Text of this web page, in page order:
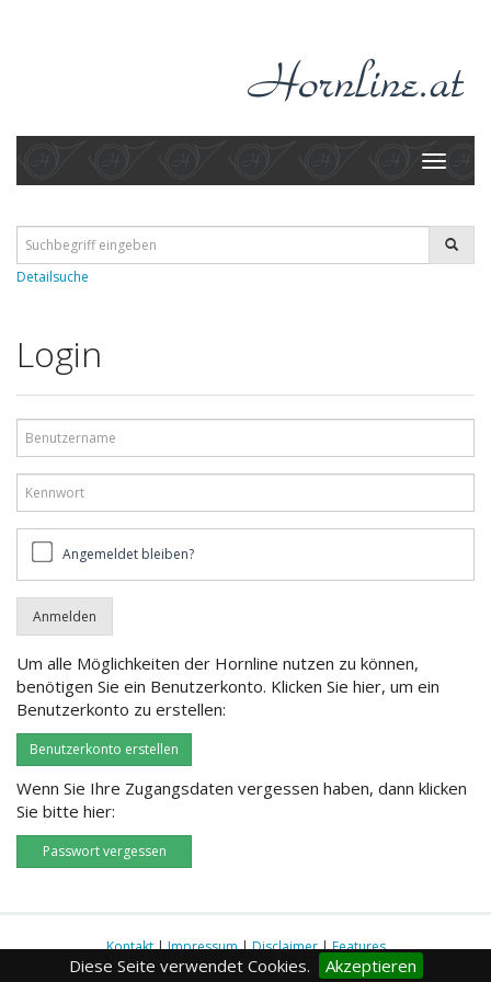
Diese Seite verwendet Cookies. Akzeptieren
Toggle
Detailsuche
Login
bleiben?Angemeldet bleiben?
Um alle Möglichkeiten der Hornline nutzen zu können,
benötigen Sie ein Benutzerkonto. Klicken Sie hier, um ein
Benutzerkonto zu erstellen:
Benutzerkonto erstellen
Wenn Sie Ihre Zugangsdaten vergessen haben, dann klicken
Sie bitte hier:
Passwort vergessen
Kontakt|Impressum|Disclaimer|Features